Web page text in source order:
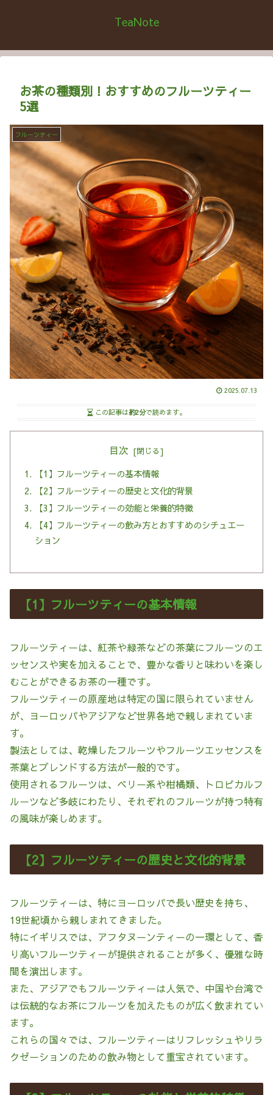
TeaNote
お茶の種類別！おすすめのフルーツティー
5選
フルーツティー
2025.07.13
この記事は約2分で読めます。
目次
【1】フルーツティーの基本情報
【2】フルーツティーの歴史と文化的背景
【3】フルーツティーの効能と栄養的特徴
【4】フルーツティーの飲み方とおすすめのシチュエー
ション
【1】フルーツティーの基本情報
フルーツティーは、紅茶や緑茶などの茶葉にフルーツのエ
ッセンスや実を加えることで、豊かな香りと味わいを楽し
むことができるお茶の一種です。
フルーツティーの原産地は特定の国に限られていません
が、ヨーロッパやアジアなど世界各地で親しまれていま
す。
製法としては、乾燥したフルーツやフルーツエッセンスを
茶葉とブレンドする方法が一般的です。
使用されるフルーツは、ベリー系や柑橘類、トロピカルフ
ルーツなど多岐にわたり、それぞれのフルーツが持つ特有
の風味が楽しめます。
【2】フルーツティーの歴史と文化的背景
フルーツティーは、特にヨーロッパで長い歴史を持ち、
19世紀頃から親しまれてきました。
特にイギリスでは、アフタヌーンティーの一環として、香
り高いフルーツティーが提供されることが多く、優雅な時
間を演出します。
また、アジアでもフルーツティーは人気で、中国や台湾で
は伝統的なお茶にフルーツを加えたものが広く飲まれてい
ます。
これらの国々では、フルーツティーはリフレッシュやリラ
クゼーションのための飲み物として重宝されています。